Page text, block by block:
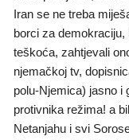
Iran se ne treba
borci za
teškoća, zahtjevali
njemačkoj tv,
polu-Njemica) jasno i
protivnika režima! a
Netanjahu i svi